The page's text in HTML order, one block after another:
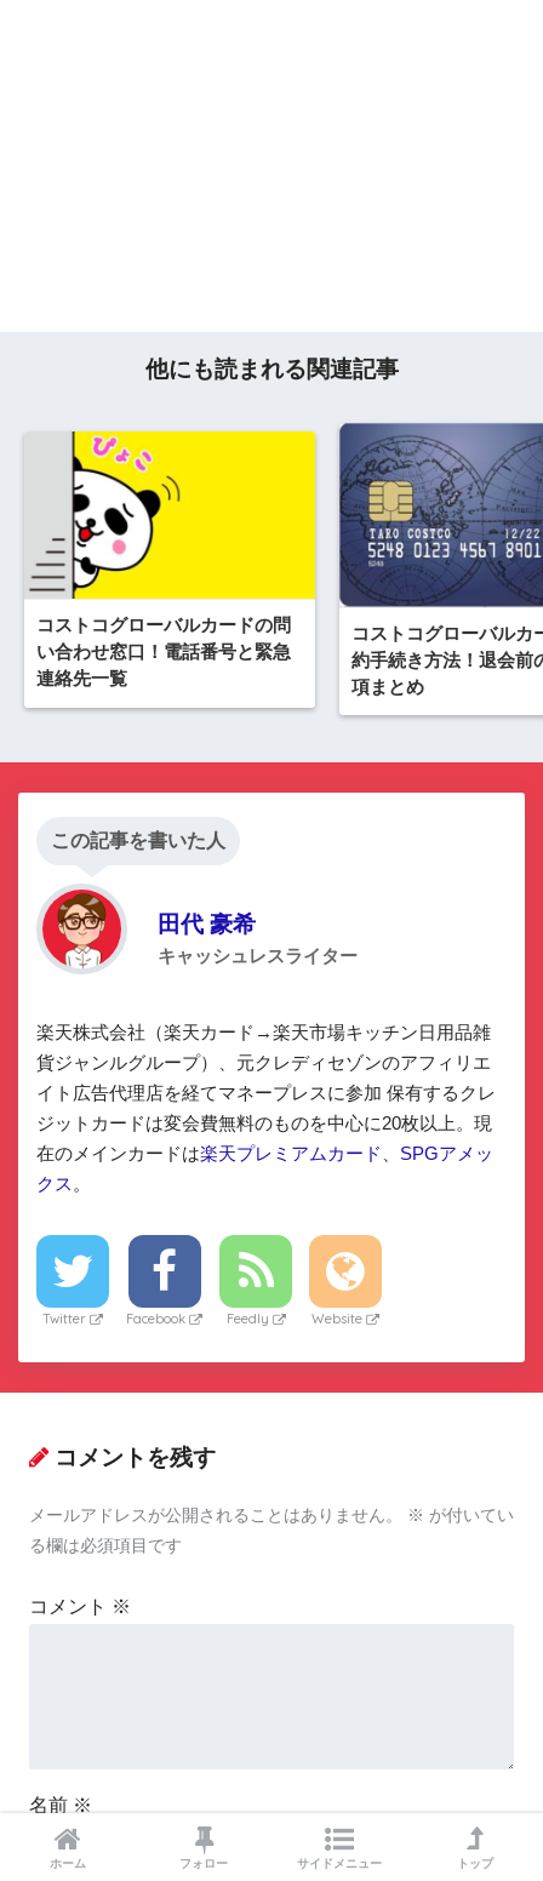
他にも読まれる関連記事
コストコグローバルカードの問
い合わせ窓口！電話番号と緊急
連絡先一覧
コストコグローバルカ
約手続き方法！退会前
項まとめ
この記事を書いた人
田代 豪希
キャッシュレスライター
楽天株式会社（楽天カード→楽天市場キッチン日用品雑
貨ジャンルグループ）、元クレディセゾンのアフィリエ
イト広告代理店を経てマネープレスに参加 保有するクレ
ジットカードは変会費無料のものを中心に20枚以上。現
在のメインカードは楽天プレミアムカード 、 SPGアメッ
クス。
Twitter Facebook Feedly Website
コメントを残す
メールアドレスが公開されることはありません。 ※ が付いてい
る欄は必須項目です
コメント ※
名前 ※
ホーム フォロー サイドメニュー トップ